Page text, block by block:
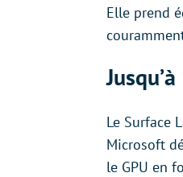
Elle prend
Le Surface
Microsoft
le GPU en